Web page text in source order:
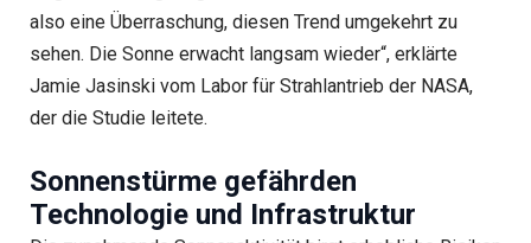
also eine Überraschung, diesen Trend umgekehrt zu
sehen. Die Sonne erwacht langsam wieder“, erklärte
Jamie Jasinski vom Labor für Strahlantrieb der NASA,
der die Studie leitete.
Sonnenstürme gefährden
Technologie und Infrastruktur